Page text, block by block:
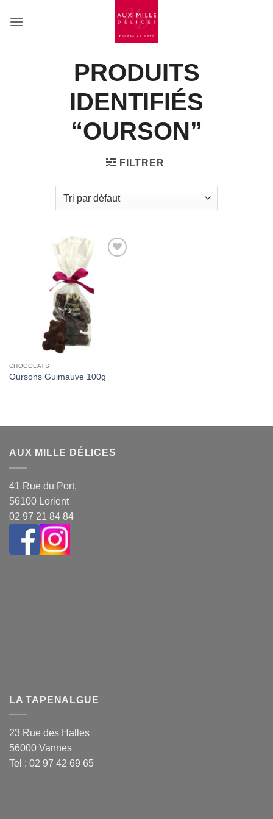
PRODUITS
IDENTIFIÉS
“OURSON”
FILTRER
CHOCOLATS
Oursons Guimauve 100g
AUX MILLE DÉLICES
41 Rue du Port,
56100 Lorient
02 97 21 84 84
LA TAPENALGUE
23 Rue des Halles
56000 Vannes
Tel : 02 97 42 69 65